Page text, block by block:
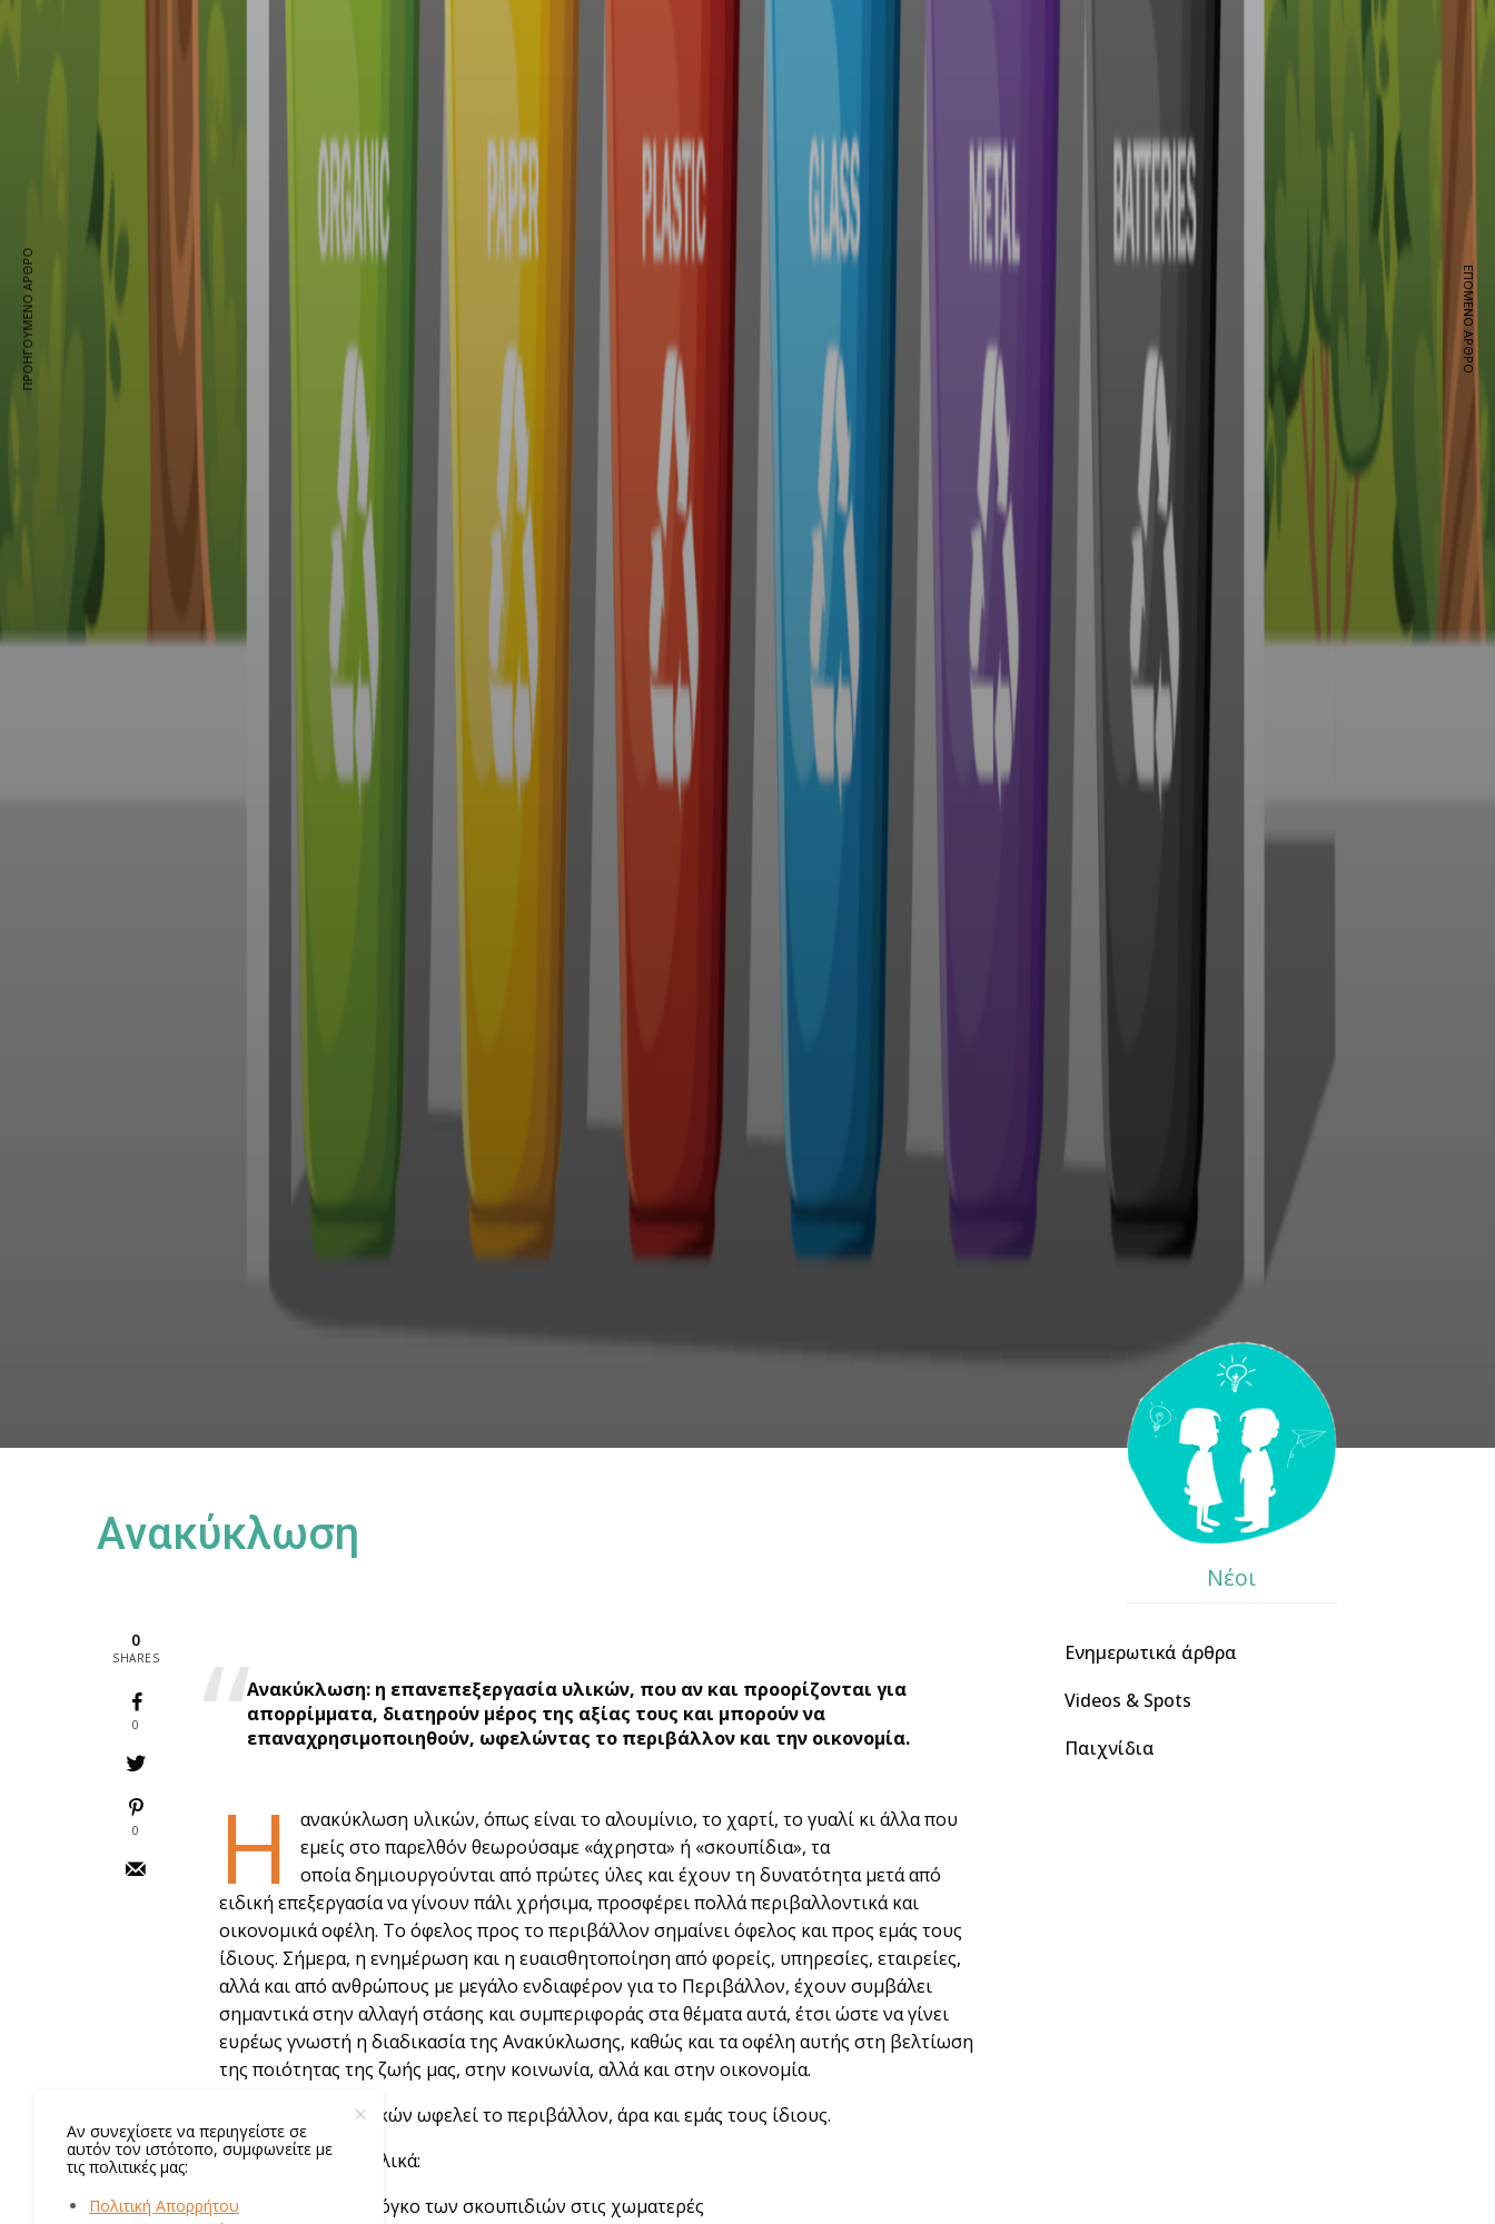
Ανακύκλωση
0
SHARES
0
0
Ανακύκλωση: η επανεπεξεργασία υλικών, που αν και προορίζονται για
απορρίμματα, διατηρούν μέρος της αξίας τους και μπορούν να
επαναχρησιμοποιηθούν, ωφελώντας το περιβάλλον και την οικονομία.
Η
ανακύκλωση υλικών, όπως είναι το αλουμίνιο, το χαρτί, το γυαλί κι άλλα που
εμείς στο παρελθόν θεωρούσαμε «άχρηστα» ή «σκουπίδια», τα
οποία δημιουργούνται από πρώτες ύλες και έχουν τη δυνατότητα μετά από
ειδική επεξεργασία να γίνουν πάλι χρήσιμα, προσφέρει πολλά περιβαλλοντικά και
οικονομικά οφέλη. Το όφελος προς το περιβάλλον σημαίνει όφελος και προς εμάς τους
ίδιους. Σήμερα, η ενημέρωση και η ευαισθητοποίηση από φορείς, υπηρεσίες, εταιρείες,
αλλά και από ανθρώπους με μεγάλο ενδιαφέρον για το Περιβάλλον, έχουν συμβάλει
σημαντικά στην αλλαγή στάσης και συμπεριφοράς στα θέματα αυτά, έτσι ώστε να γίνει
ευρέως γνωστή η διαδικασία της Ανακύκλωσης, καθώς και τα οφέλη αυτής στη βελτίωση
της ποιότητας της ζωής μας, στην κοινωνία, αλλά και στην οικονομία.
Η Ανακύκλωση υλικών ωφελεί το περιβάλλον, άρα και εμάς τους ίδιους.
Ανακυκλώνοντας υλικά:
Μειώνουμε τον όγκο των σκουπιδιών στις χωματερές
Νέοι
Ενημερωτικά άρθρα
Videos & Spots
Παιχνίδια
ΠΡΟΗΓΟΎΜΕΝΟ ΆΡΘΡΟ ΕΠΌΜΕΝΟ ΆΡΘΡΟ
Αν συνεχίσετε να περιηγείστε σε
αυτόν τον ιστότοπο, συμφωνείτε με
τις πολιτικές μας:
Πολιτική Απορρήτου